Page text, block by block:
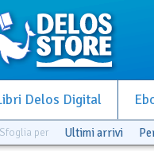
Delos Digital
Sfoglia per Ultimi arrivi